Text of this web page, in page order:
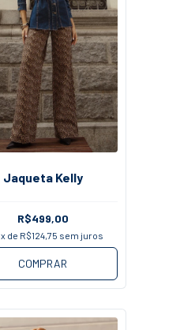
Jaqueta Kelly
R$499,00
x de R$124,75 sem juros
COMPRAR